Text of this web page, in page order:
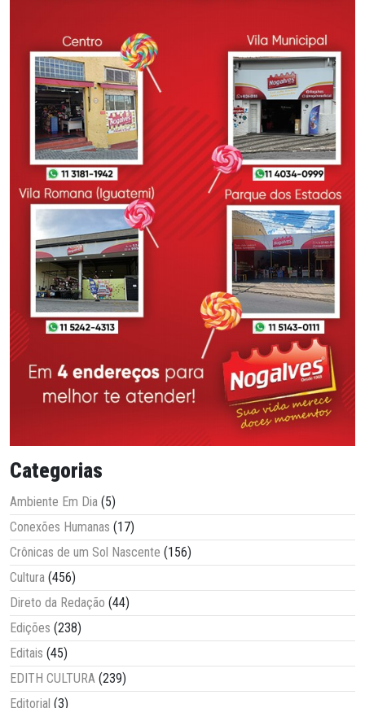
Categorias
Ambiente Em Dia (5)
Conexões Humanas (17)
Crônicas de um Sol Nascente (156)
Cultura (456)
Direto da Redação (44)
Edições (238)
Editais (45)
EDITH CULTURA (239)
Editorial (3)